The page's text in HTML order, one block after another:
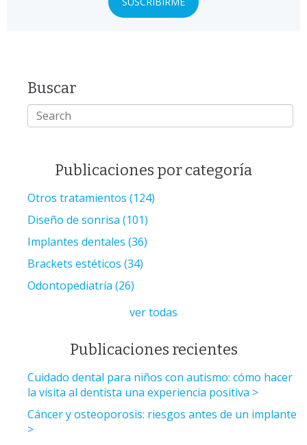
Buscar
Publicaciones por categoría
Otros tratamientos (124)
Diseño de sonrisa (101)
Implantes dentales (36)
Brackets estéticos (34)
Odontopediatría (26)
ver todas
Publicaciones recientes
Cuidado dental para niños con autismo: cómo hacer
la visita al dentista una experiencia positiva
Cáncer y osteoporosis: riesgos antes de un implante